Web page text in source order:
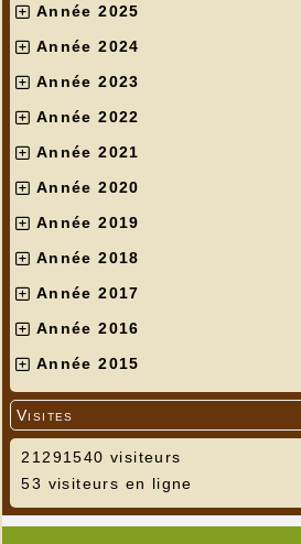
Année 2025
Année 2024
Année 2023
Année 2022
Année 2021
Année 2020
Année 2019
Année 2018
Année 2017
Année 2016
Année 2015
Visites
21291540 visiteurs
53 visiteurs en ligne